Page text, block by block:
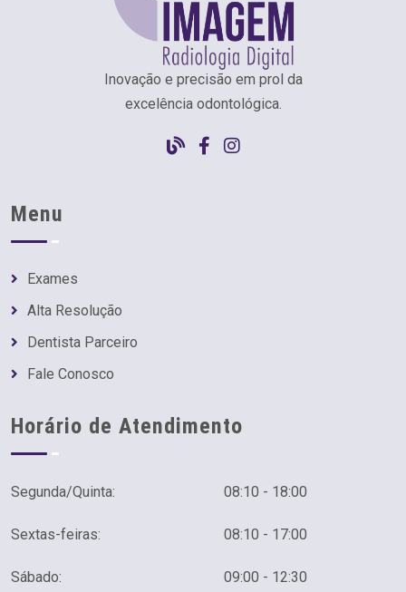
Inovação e precisão em prol da
excelência odontológica.
Menu
Exames
Alta Resolução
Dentista Parceiro
Fale Conosco
Horário de Atendimento
Segunda/Quinta: 08:10 - 18:00
Sextas-feiras: 08:10 - 17:00
Sábado: 09:00 - 12:30